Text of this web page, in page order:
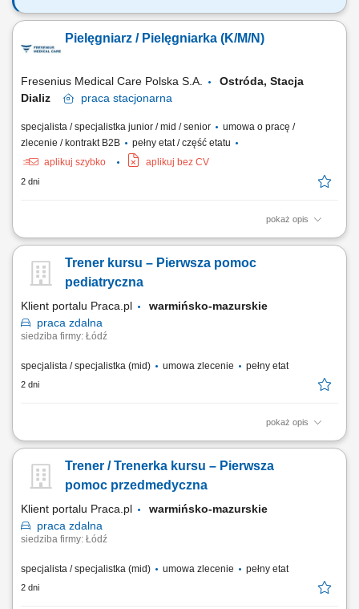
Nasze oczekiwania wobec Ciebie: wykształcenie min. średnie
na kierunku pielęgniarstwo; aktualne prawo wykonywania zawodu; mile
widziane ukończenie kursów specjalistycznych z zakresu szczepień
Pielęgniarz / Pielęgniarka (K/M/N)
Fresenius Medical Care Polska S.A.
Ostróda, Stacja
Dializ
praca stacjonarna
specjalista / specjalistka junior / mid / senior
umowa o pracę /
zlecenie / kontrakt B2B
pełny etat / część etatu
aplikuj szybko
aplikuj bez CV
2 dni
pokaż opis
Co będziesz robić: Przygotowywać pacjentów, stanowiska zabiegowe
naczyniowy) według zleceń lekarskich; Nadzorować stan pacjenta i
parametry techniczne w trakcie trwania procedury; Prowadzić
Trener kursu – Pierwsza pomoc
pediatryczna
Klient portalu Praca.pl
warmińsko-mazurskie
praca zdalna
siedziba firmy: Łódź
specjalista / specjalistka (mid) umowa zlecenie pełny etat
2 dni
pokaż opis
Prowadzenie kursu / szkolenia: Pierwsza pomoc pediatryczna; Czas
Polska;
Trener / Trenerka kursu – Pierwsza
pomoc przedmedyczna
Klient portalu Praca.pl
warmińsko-mazurskie
praca zdalna
siedziba firmy: Łódź
specjalista / specjalistka (mid) umowa zlecenie pełny etat
2 dni